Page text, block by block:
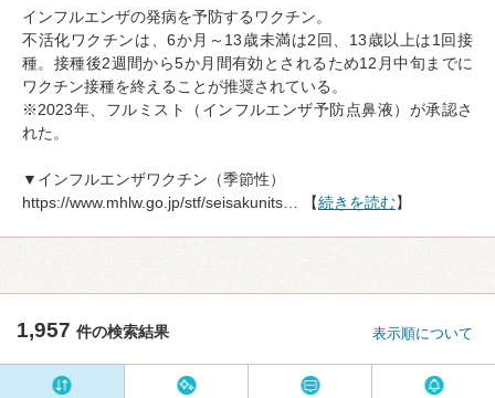
インフルエンザの発病を予防するワクチン。
不活化ワクチンは、6か月～13歳未満は2回、13歳以上は1回接
種。接種後2週間から5か月間有効とされるため12月中旬までに
ワクチン接種を終えることが推奨されている。
※2023年、フルミスト（インフルエンザ予防点鼻液）が承認さ
れた。
▼インフルエンザワクチン（季節性）
https://www.mhlw.go.jp/stf/seisakunits… 【続きを読む】
1,957 件の検索結果 表示順について